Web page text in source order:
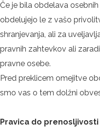
Če je bila obdelava
obdelujejo le z vašo
shranjevanja, ali za
pravnih zahtevkov ali
pravne osebe.
Pred preklicem omejitve
smo vas o tem dolžni
Pravica do